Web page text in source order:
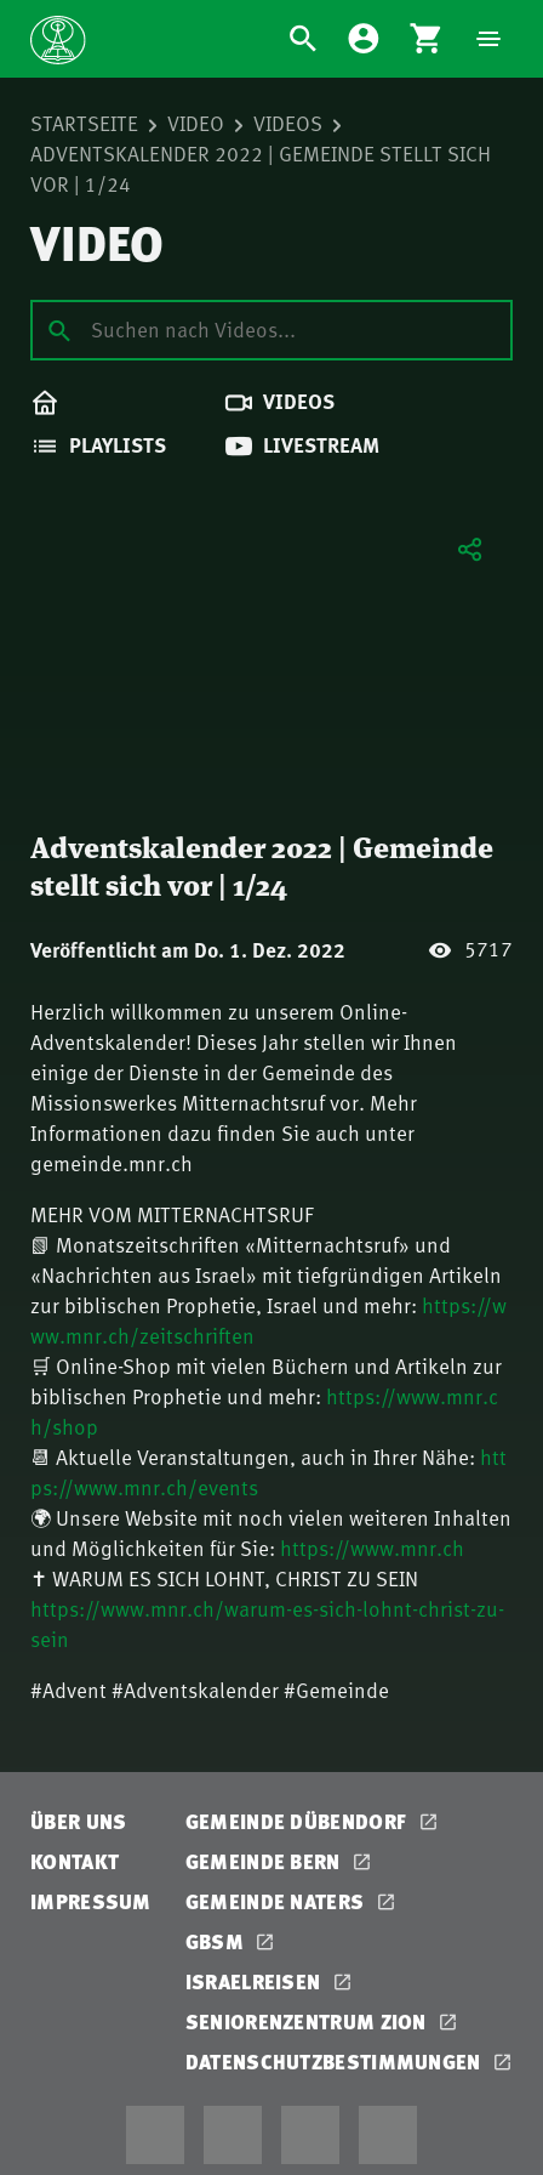
STARTSEITE VIDEO
VIDEOS
ADVENTSKALENDER 2022 | GEMEINDE STELLT SICH
VOR | 1/24
VIDEO
VIDEOS
PLAYLISTS
LIVESTREAM
Adventskalender 2022 | Gemeinde
stellt sich vor | 1/24
Veröffentlicht am Do. 1. Dez. 2022 5717
Herzlich willkommen zu unserem Online-
Adventskalender! Dieses Jahr stellen wir Ihnen
einige der Dienste in der Gemeinde des
Missionswerkes Mitternachtsruf vor. Mehr
Informationen dazu finden Sie auch unter
gemeinde.mnr.ch
MEHR VOM MITTERNACHTSRUF
📗 Monatszeitschriften «Mitternachtsruf» und
«Nachrichten aus Israel» mit tiefgründigen Artikeln
zur biblischen Prophetie, Israel und mehr: https://w
ww.mnr.ch/zeitschriften
🛒 Online-Shop mit vielen Büchern und Artikeln zur
biblischen Prophetie und mehr: https://www.mnr.c
h/shop
📆 Aktuelle Veranstaltungen, auch in Ihrer Nähe: htt
ps://www.mnr.ch/events
🌍 Unsere Website mit noch vielen weiteren Inhalten
und Möglichkeiten für Sie: https://www.mnr.ch
✝️ WARUM ES SICH LOHNT, CHRIST ZU SEIN
https://www.mnr.ch/warum-es-sich-lohnt-christ-zu-
sein
#Advent #Adventskalender #Gemeinde
ÜBER UNS
KONTAKT
IMPRESSUM
GEMEINDE DÜBENDORF
GEMEINDE BERN
GEMEINDE NATERS
GBSM
ISRAELREISEN
SENIORENZENTRUM ZION
DATENSCHUTZBESTIMMUNGEN